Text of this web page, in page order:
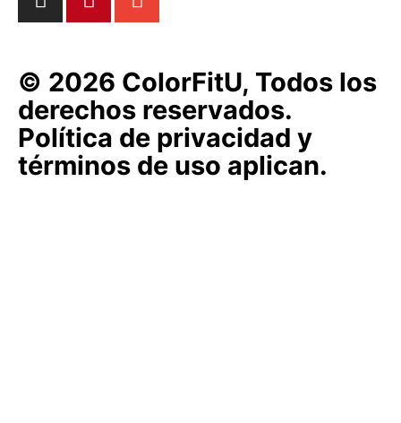
© 2026 ColorFitU, Todos los
derechos reservados.
Política de privacidad y
términos de uso aplican.